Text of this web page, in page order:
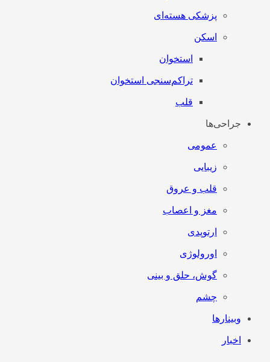
پزشکی هسته‌ای
اسکن
استخوان
تراکم‌سنجی استخوان
قلب
جراحی‌ها
عمومی
زیبایی
قلب و عروق
مغز و اعصاب
ارتوپدی
اورولوژی
گوش، حلق و بینی
چشم
وبینارها
اخبار